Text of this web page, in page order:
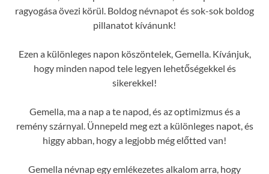
ragyogása övezi körül. Boldog névnapot és sok-sok boldog
pillanatot kívánunk!
Ezen a különleges napon köszöntelek, Gemella. Kívánjuk,
hogy minden napod tele legyen lehetőségekkel és
sikerekkel!
Gemella, ma a nap a te napod, és az optimizmus és a
remény szárnyal. Ünnepeld meg ezt a különleges napot, és
higgy abban, hogy a legjobb még előtted van!
Gemella névnap egy emlékezetes alkalom arra, hogy